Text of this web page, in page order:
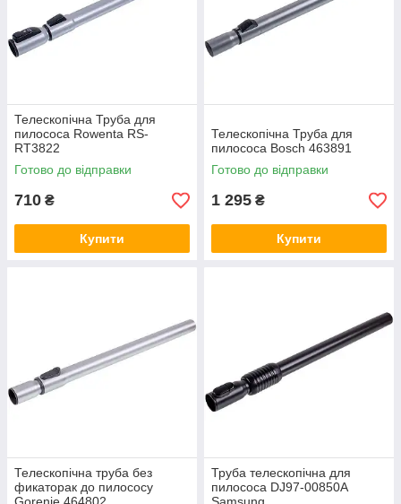
Телескопічна Труба для
пилососа Rowenta RS-
RT3822
Готово до відправки
710 ₴
Купити
Телескопічна Труба для
пилососа Bosch 463891
Готово до відправки
1 295 ₴
Купити
Телескопічна труба без
фикаторак до пилососу
Труба телескопічна для
пилососа DJ97-00850A